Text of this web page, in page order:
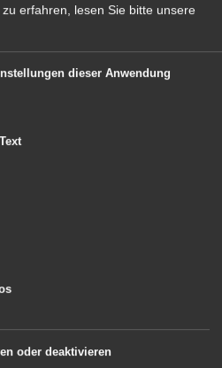
Wasseralfingen
Landsleute e.V.
Tiefer
und Förderer
Aalen e.
und Förderer
Gymnasiums,
erfahren, lesen Sie bitte unsere
dieser Anwendung
oder deaktivieren